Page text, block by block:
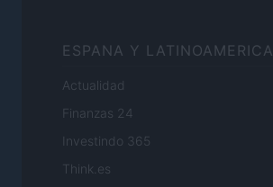
ESPANA Y LATINOAMERICA
Actualidad
Finanzas 24
Investindo 365
Think.es